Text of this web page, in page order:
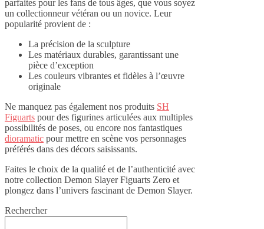
parfaites pour les fans de tous âges, que vous soyez
un collectionneur vétéran ou un novice. Leur
popularité provient de :
La précision de la sculpture
Les matériaux durables, garantissant une
pièce d’exception
Les couleurs vibrantes et fidèles à l’œuvre
originale
Ne manquez pas également nos produits SH
Figuarts pour des figurines articulées aux multiples
possibilités de poses, ou encore nos fantastiques
dioramatic pour mettre en scène vos personnages
préférés dans des décors saisissants.
Faites le choix de la qualité et de l’authenticité avec
notre collection Demon Slayer Figuarts Zero et
plongez dans l’univers fascinant de Demon Slayer.
Rechercher